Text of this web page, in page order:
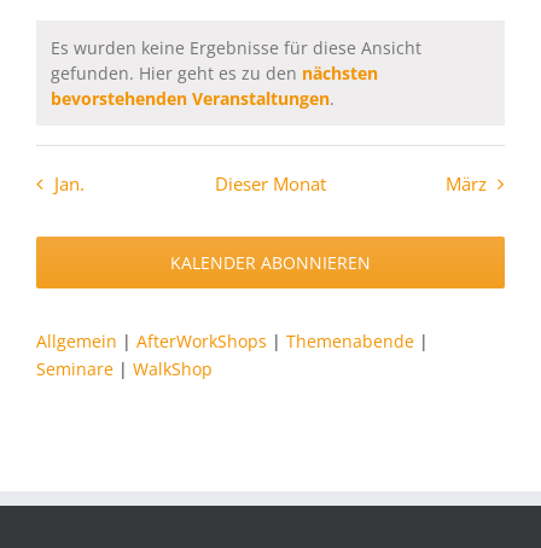
Hinweis
Es wurden keine Ergebnisse für diese Ansicht
gefunden. Hier geht es zu den nächsten
bevorstehenden Veranstaltungen.
Jan. Dieser Monat März
KALENDER ABONNIEREN
Allgemein | AfterWorkShops | Themenabende |
Seminare | WalkShop